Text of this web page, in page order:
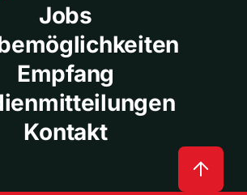
Jobs
Empfang
Kontakt